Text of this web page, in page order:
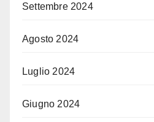
Settembre 2024
Agosto 2024
Luglio 2024
Giugno 2024